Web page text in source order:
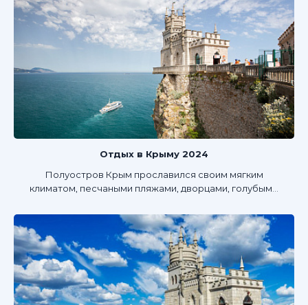
Отдых в Крыму 2024
Полуостров Крым прославился своим мягким
климатом, песчаными пляжами, дворцами, голубым...